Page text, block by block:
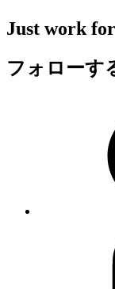
Just work
フォローす